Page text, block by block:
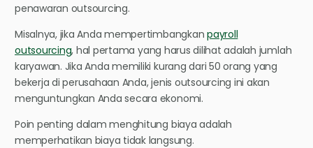
penawaran outsourcing.
Misalnya, jika Anda mempertimbangkanpayroll
outsourcing, hal pertama yang harus dilihat adalah jumlah
karyawan. Jika Anda memiliki kurang dari 50 orang yang
bekerja di perusahaan Anda, jenis outsourcing ini akan
menguntungkan Anda secara ekonomi.
Poin penting dalam menghitung biaya adalah
memperhatikan biaya tidak langsung.